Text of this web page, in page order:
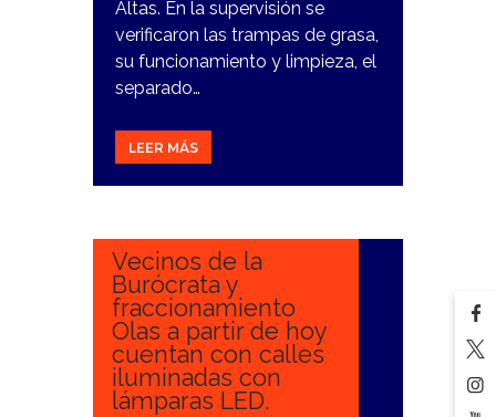
Altas. En la supervisión se
verificaron las trampas de grasa,
su funcionamiento y limpieza, el
separado…
LEER MÁS
15
Vecinos de la
Burócrata y
fraccionamiento
Olas a partir de hoy
cuentan con calles
iluminadas con
lámparas LED.